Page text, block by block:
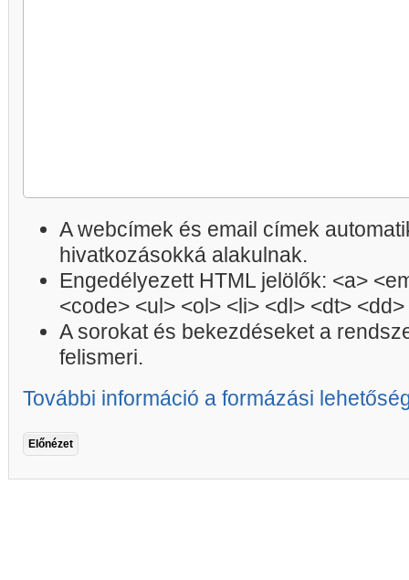
A webcímek és email címek
hivatkozásokká alakulnak.
Engedélyezett HTML jelölők: <a>
<code> <ul> <ol> <li> <dl> <dt> <dd>
A sorokat és bekezdéseket a
felismeri.
További információ a formázási